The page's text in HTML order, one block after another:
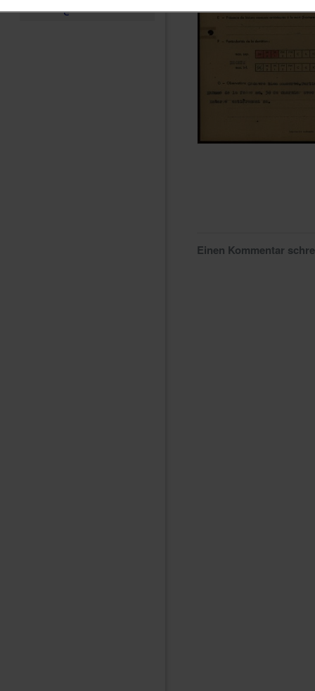
e
Einen Kommentar